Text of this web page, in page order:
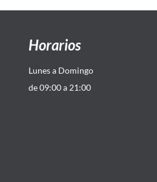
Horarios
Lunes a Domingo
de 09:00 a 21:00